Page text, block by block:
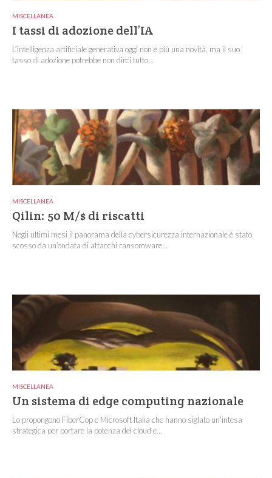
MISCELLANEA
I tassi di adozione dell’IA
L’intelligenza artificiale generativa oggi non è più una novità, ma il suo
tasso di adozione potrebbe non dirci tutto...
MISCELLANEA
Qilin: 50 M/$ di riscatti
Negli ultimi mesi il panorama della cybersicurezza internazionale è stato
scosso da un’ondata di attacchi ransomware...
MISCELLANEA
Un sistema di edge computing nazionale
Lo propongono FiberCop e Microsoft Italia che hanno siglato un’intesa
strategica per portare la potenza del cloud e...